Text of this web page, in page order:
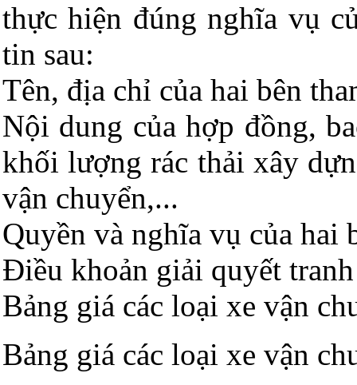
thực hiện đúng nghĩa vụ
tin sau:
Tên, địa chỉ của hai bên
Nội dung của hợp đồng,
khối lượng rác thải xây
vận chuyển,...
Quyền và nghĩa vụ của hai
Điều khoản giải quyết
Bảng giá các loại xe vận
Bảng giá các loại xe vận